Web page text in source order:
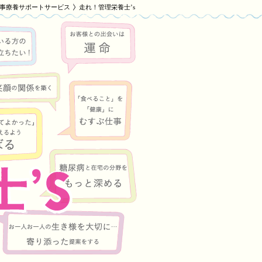
療養サポートサービス 走れ！管理栄養士’s